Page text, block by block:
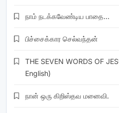
நாம் நடக்கவேண்டிய பாதை…
பிச்சைக்கார செல்வந்தன்
THE SEVEN WORDS OF
English)
நான் ஒரு கிறிஸ்தவ மனைவி.